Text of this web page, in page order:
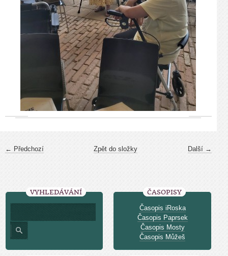
← Předchozí Další →
Zpět do složky
VYHLEDÁVÁNÍ ČASOPISY
Časopis iRoska
Časopis Paprsek
Časopis Mosty
Časopis Můžeš